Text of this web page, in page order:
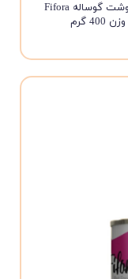
کنسرو غذای سگ نژاد متوسط فیفورا با طعم گوشت گوساله Fifora